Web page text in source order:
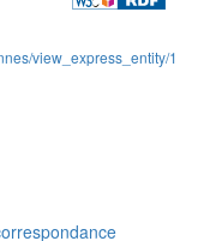
view_express_entity/1